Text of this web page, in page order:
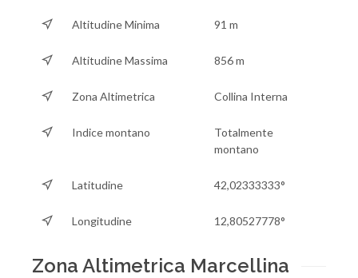
Altitudine Minima 91 m
Altitudine Massima 856 m
Zona Altimetrica Collina Interna
Indice montano
Totalmente
montano
Latitudine 42,02333333°
Longitudine 12,80527778°
Zona Altimetrica Marcellina